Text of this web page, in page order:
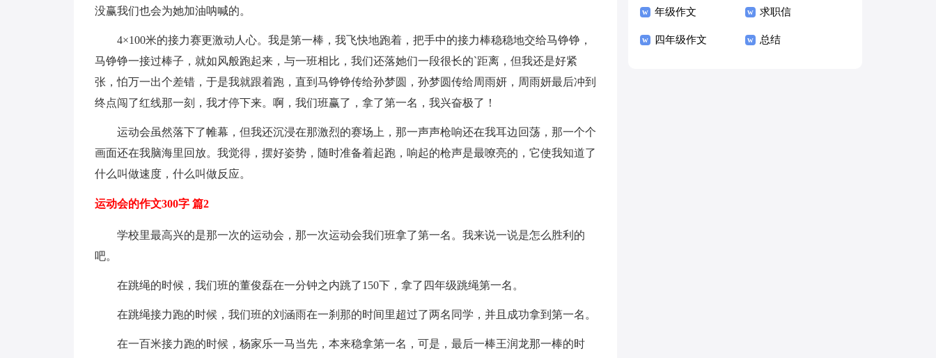
没赢我们也会为她加油呐喊的。
4×100米的接力赛更激动人心。我是第一棒，我飞快地跑着，把手中的接力棒稳稳地交给马铮铮，
马铮铮一接过棒子，就如风般跑起来，与一班相比，我们还落她们一段很长的`距离，但我还是好紧
张，怕万一出个差错，于是我就跟着跑，直到马铮铮传给孙梦圆，孙梦圆传给周雨妍，周雨妍最后冲到
终点闯了红线那一刻，我才停下来。啊，我们班赢了，拿了第一名，我兴奋极了！
运动会虽然落下了帷幕，但我还沉浸在那激烈的赛场上，那一声声枪响还在我耳边回荡，那一个个
画面还在我脑海里回放。我觉得，摆好姿势，随时准备着起跑，响起的枪声是最嘹亮的，它使我知道了
什么叫做速度，什么叫做反应。
运动会的作文300字 篇2
学校里最高兴的是那一次的运动会，那一次运动会我们班拿了第一名。我来说一说是怎么胜利的
吧。
在跳绳的时候，我们班的董俊磊在一分钟之内跳了150下，拿了四年级跳绳第一名。
在跳绳接力跑的时候，我们班的刘涵雨在一刹那的时间里超过了两名同学，并且成功拿到第一名。
在一百米接力跑的时候，杨家乐一马当先，本来稳拿第一名，可是，最后一棒王润龙那一棒的时
年级作文 求职信
四年级作文 总结